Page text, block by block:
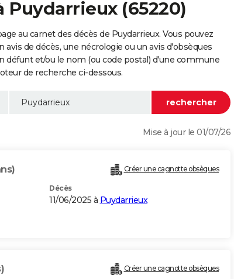
Puydarrieux (65220)
au carnet des décès de Puydarrieux. Vous pouvez
de décès, une nécrologie ou un avis d'obsèques
défunt et/ou le nom (ou code postal) d'une commune
de recherche ci-dessous.
Mise à jour le 01/07/26
Créer une cagnotte obsèques
Décès
11/06/2025 à Puydarrieux
Créer une cagnotte obsèques